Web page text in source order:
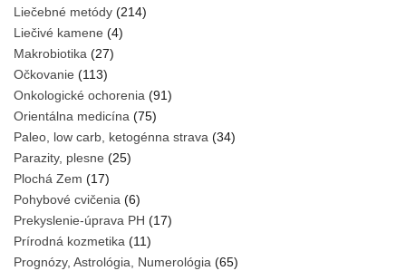
Liečebné metódy (214)
Liečivé kamene (4)
Makrobiotika (27)
Očkovanie (113)
Onkologické ochorenia (91)
Orientálna medicína (75)
Paleo, low carb, ketogénna strava (34)
Parazity, plesne (25)
Plochá Zem (17)
Pohybové cvičenia (6)
Prekyslenie-úprava PH (17)
Prírodná kozmetika (11)
Prognózy, Astrológia, Numerológia (65)